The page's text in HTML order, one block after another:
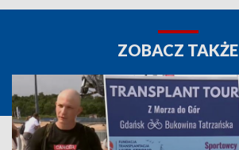
ZOBACZ TAKŻE